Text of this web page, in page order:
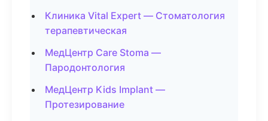
Клиника Vital Expert — Стоматология
терапевтическая
МедЦентр Care Stoma —
Пародонтология
МедЦентр Kids Implant —
Протезирование